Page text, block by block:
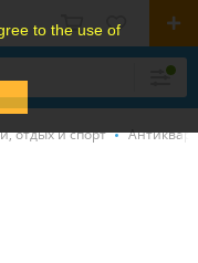
to the use of
отдых и спорт